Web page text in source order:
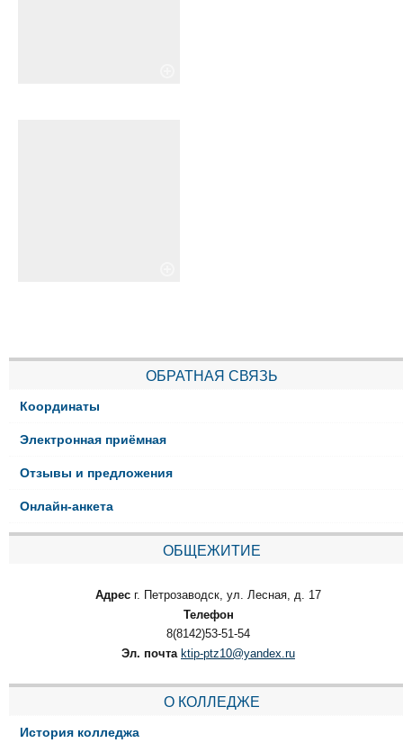
ОБРАТНАЯ СВЯЗЬ
Координаты
Электронная приёмная
Отзывы и предложения
Онлайн-анкета
ОБЩЕЖИТИЕ
Адрес г. Петрозаводск, ул. Лесная, д. 17
Телефон
8(8142)53-51-54
Эл. почта ktip-ptz10@yandex.ru
О КОЛЛЕДЖЕ
История колледжа